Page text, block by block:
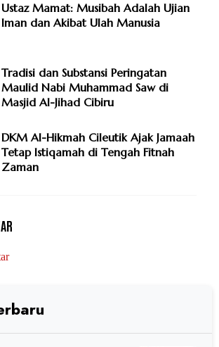
Ustaz Mamat: Musibah Adalah Ujian
Iman dan Akibat Ulah Manusia
Tradisi dan Substansi Peringatan
Maulid Nabi Muhammad Saw di
Masjid Al-Jihad Cibiru
DKM Al-Hikmah Cileutik Ajak Jamaah
Tetap Istiqamah di Tengah Fitnah
Zaman